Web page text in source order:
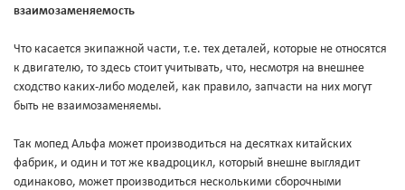
взаимозаменяемость
Что касается экипажной части, т.е. тех деталей, которые не относятся
к двигателю, то здесь стоит учитывать, что, несмотря на внешнее
сходство каких-либо моделей, как правило, запчасти на них могут
быть не взаимозаменяемы.
Так мопед Альфа может производиться на десятках китайских
фабрик, и один и тот же квадроцикл, который внешне выглядит
одинаково, может производиться несколькими сборочными